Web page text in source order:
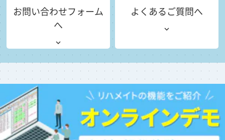
お問い合わせフォーム
へ
よくあるご質問へ